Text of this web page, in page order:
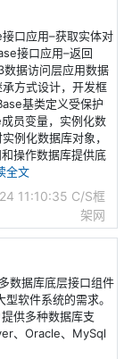
口应用–获取实体对
接口应用–返回
数据访问层应用数据
方式设计，开发框
基类定义受保护
员变量，实例化数
例化数据库对象，
操作数据库提供底
全文
11:10:35 C/S框
架网
数据库底层接口组件
软件系统的需求。
供多种数据库支
、Oracle、MySql